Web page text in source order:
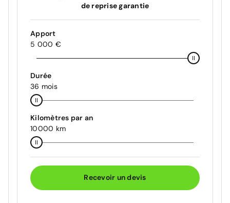
de reprise garantie
Apport
5 000 €
Durée
36 mois
Kilomètres par an
10000 km
Recevoir un devis